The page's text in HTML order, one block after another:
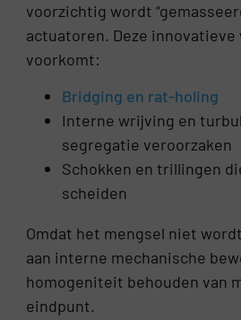
voorzichtig wordt
actuatoren. Deze innovatieve
voorkomt:
Bridging en rat-holing
Interne wrijving en
segregatie veroorzaken
Schokken en trillingen
scheiden
Omdat het mengsel niet
aan interne mechanische
homogeniteit behouden van
eindpunt.